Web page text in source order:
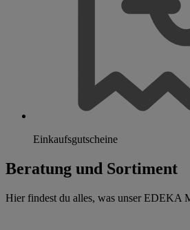
Einkaufsgutscheine
Beratung und Sortiment
Hier findest du alles, was unser EDEKA